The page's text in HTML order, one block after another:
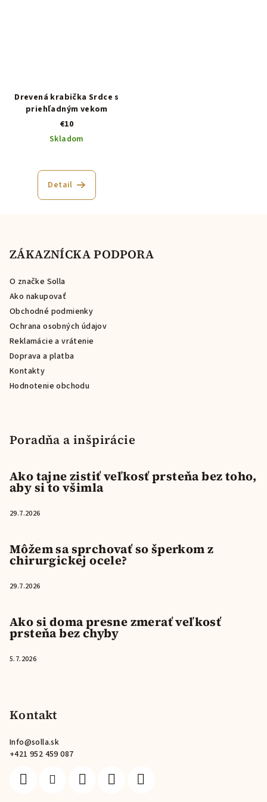
Drevená krabička Srdce s
priehľadným vekom
€10
Skladom
Detail
ZÁKAZNÍCKA PODPORA
O značke Solla
Ako nakupovať
Obchodné podmienky
Ochrana osobných údajov
Reklamácie a vrátenie
Doprava a platba
Kontakty
Hodnotenie obchodu
Poradňa a inšpirácie
Ako tajne zistiť veľkosť prsteňa bez toho,
aby si to všimla
29.7.2026
Môžem sa sprchovať so šperkom z
chirurgickej ocele?
29.7.2026
Ako si doma presne zmerať veľkosť
prsteňa bez chyby
5.7.2026
Kontakt
Info@solla.sk
+421 952 459 087